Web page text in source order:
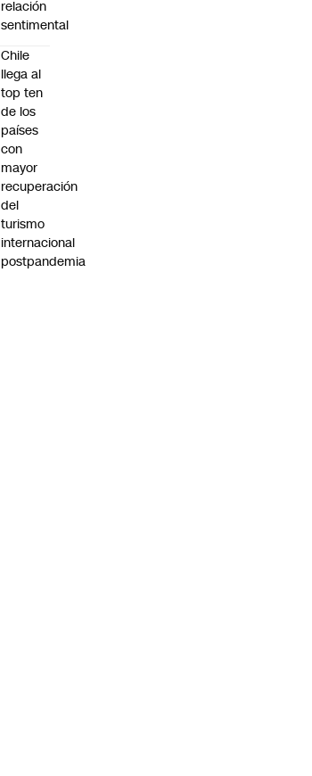
relación
sentimental
Chile
llega al
top ten
de los
países
con
mayor
recuperación
del
turismo
internacional
postpandemia